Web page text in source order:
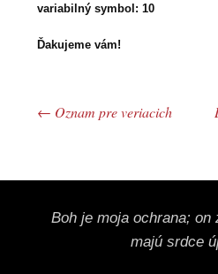
variabilný symbol: 10
Ďakujeme vám!
Post navigation
← Oznam pre veriacich
Boh je moja ochrana;
majú srdce